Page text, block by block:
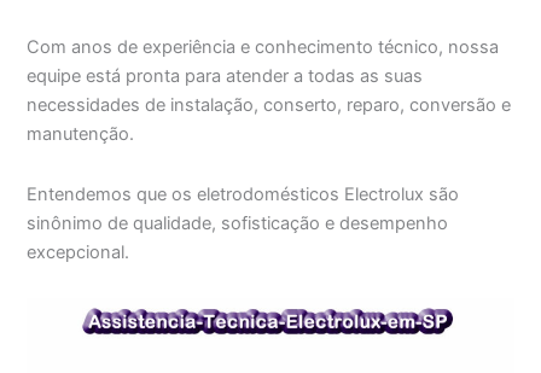
Com anos de experiência e conhecimento técnico, nossa
equipe está pronta para atender a todas as suas
necessidades de instalação, conserto, reparo, conversão e
manutenção.
Entendemos que os eletrodomésticos Electrolux são
sinônimo de qualidade, sofisticação e desempenho
excepcional.